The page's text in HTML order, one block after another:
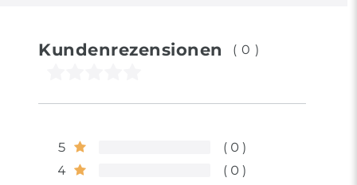
Kundenrezensionen (0)
5
0
4
0